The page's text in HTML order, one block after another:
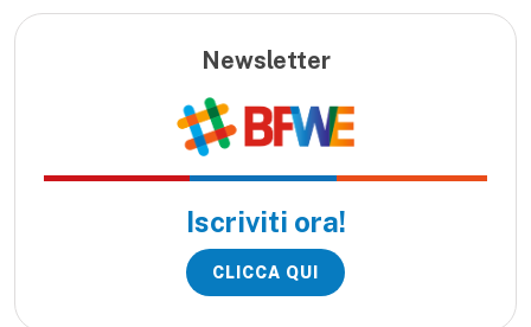
Newsletter
Iscriviti ora!
CLICCA QUI